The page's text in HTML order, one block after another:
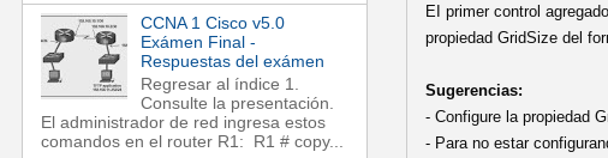
EI primer control
propiedad GridSize del
Sugerencias:
- Configure la propiedad
- Para no estar
CCNA 1 Cisco v5.0
Exámen Final -
Respuestas del exámen
Regresar al índice 1.
Consulte la presentación.
El administrador de red ingresa estos
comandos en el router R1: R1 # copy...